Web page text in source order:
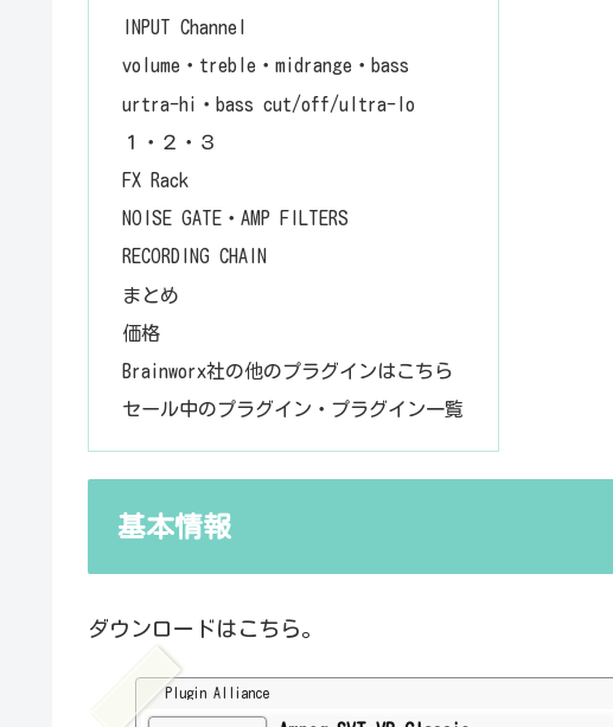
INPUT Channel
volume・treble・midrange・bass
urtra-hi・bass cut/off/ultra-lo
１・２・３
FX Rack
NOISE GATE・AMP FILTERS
RECORDING CHAIN
まとめ
価格
Brainworx社の他のプラグインはこちら
セール中のプラグイン・プラグイン一覧
基本情報
ダウンロードはこちら。
Plugin Alliance